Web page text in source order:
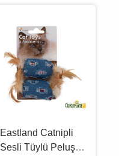
Eastland Catnipli
Sesli Tüylü Peluş